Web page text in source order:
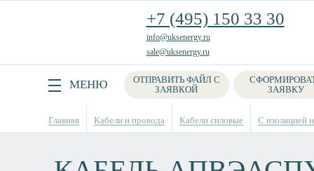
+7 (495) 150 33 30
info@uksenergy.ru
sale@uksenergy.ru
МЕНЮ
ОТПРАВИТЬ ФАЙЛ С
ЗАЯВКОЙ
ЗАЯВКУ
Поиск
Главная Кабели и провода Кабели силовые С изоляцией